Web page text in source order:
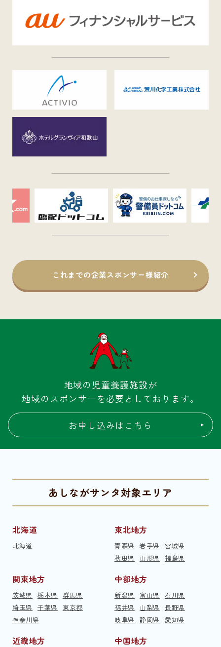
これまでの企業スポンサー様紹介
地域の児童養護施設が
地域のスポンサーを必要としております。
お申し込みはこちら
あしながサンタ対象エリア
北海道
北海道
東北地方
青森県 岩手県
宮城県
秋田県
山形県 福島県
関東地方
茨城県 栃木県
群馬県
埼玉県
千葉県
東京都
神奈川県
中部地方
新潟県 富山県
石川県
福井県
山梨県
長野県
岐阜県
静岡県 愛知県
近畿地方 中国地方